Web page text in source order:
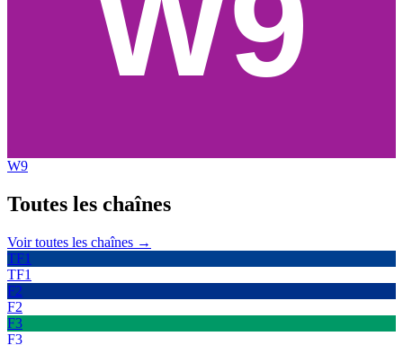
W9
Toutes les chaînes
Voir toutes les chaînes →
TF1
TF1
F2
F2
F3
F3